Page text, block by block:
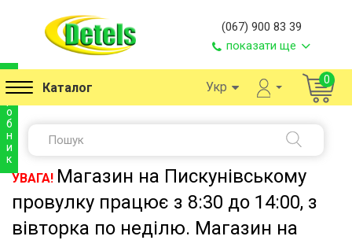
(067) 900 83 39
показати ще
Каталог Укр 0
УВАГА! Магазин на Пискунівському
провулку працює з 8:30 до 14:00, з
вівторка по неділю. Магазин на
и
о
б
н
и
к